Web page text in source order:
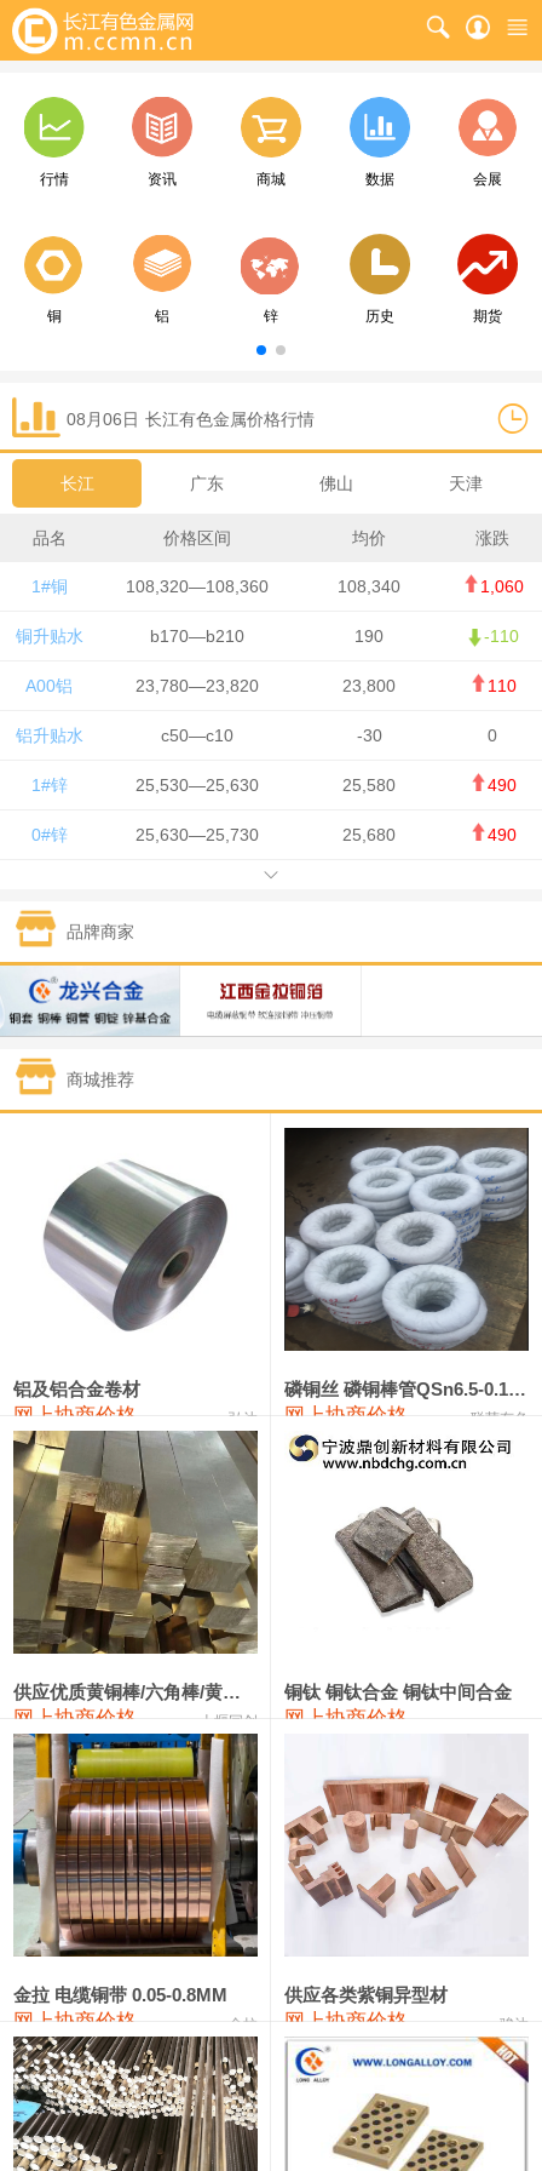
行情 资讯 商城 数据 会展
铜 铝 锌 历史 期货
08月06日 长江有色金属价格行情
长江 广东 佛山 天津
品名 价格区间 均价 涨跌
1#铜 108,320—108,360 108,340 1,060
铜升贴水 b170—b210 190 -110
A00铝 23,780—23,820 23,800 110
铝升贴水 c50—c10 -30 0
1#锌 25,530—25,630 25,580 490
0#锌 25,630—25,730 25,680 490
1#锡 434,750—436,750
1#镍 131,200—132,400
1#白银 15,170—15,180 15,175 615
钯金
341,000 -3,000
88,000—94,000 91,000 0
2#锑 84,000—90,000 87,000
1#镁 17,000—18,000 17,500 0
1#电解锰(99.7%袋装) 18,000 0
1#电解锰 18,800—19,000 18,900 0
1#铬 60,000—82,000
2202#硅 14,100—14,300
553#硅 9,200—9,400 9,300
3303#硅 10,300—10,500 10,400
441#硅 9,500—9,700
金属硅553#-331# 9,300—10,700 10,000 0
漆包线 111,610—115,610 113,610
磷铜合金 110,400—117,200 113,800 1,050
无氧铜丝(硬) 109,350—109,650 109,500
R410A专用紫铜管 113,340—113,340
铸造铝合金锭(A380） 26,200—26,400 26,300 100
铝合金ADC12 24,100—24,300 100
铸造铝合金锭(ZL102) 24,100—24,300 24,200
品牌商家
商城推荐
铝及铝合金卷材
网上协商价格 弘达
磷铜丝 磷铜棒管QSn6.5-0.1 7-0.2 8-0.3
网上协商价格 联荣有色
供应优质黄铜棒/六角棒/黄铜方板
网上协商价格 十堰同创
铜钛 铜钛合金 铜钛中间合金
网上协商价格
金拉 电缆铜带 0.05-0.8MM
网上协商价格 金拉
供应各类紫铜异型材
网上协商价格 骏达